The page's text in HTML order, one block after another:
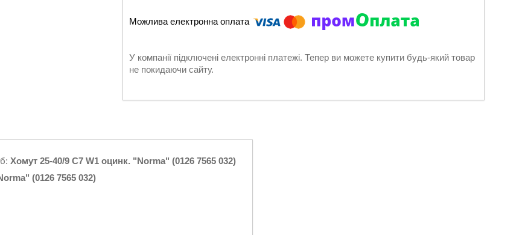
У компанії підключені електронні платежі. Тепер ви можете купити будь-який товар
не покидаючи сайту.
Хомут 25-40/9 C7 W1 оцинк. "Norma" (0126 7565 032)
(0126 7565 032)